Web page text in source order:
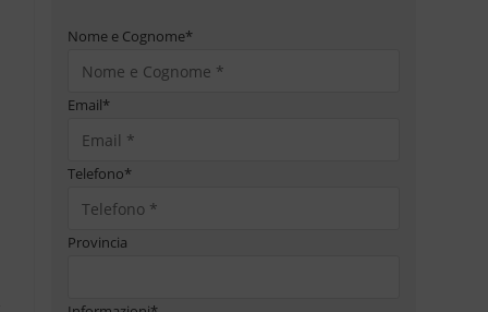
Nome e Cognome*
Email*
Telefono*
Provincia